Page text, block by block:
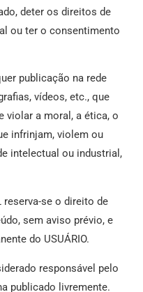
deter os direitos de
ou ter o consentimento
publicação na rede
vídeos, etc., que
violar a moral, a ética, o
infrinjam, violem ou
intelectual ou industrial,
reserva-se o direito de
sem aviso prévio, e
do USUÁRIO.
responsável pelo
publicado livremente.